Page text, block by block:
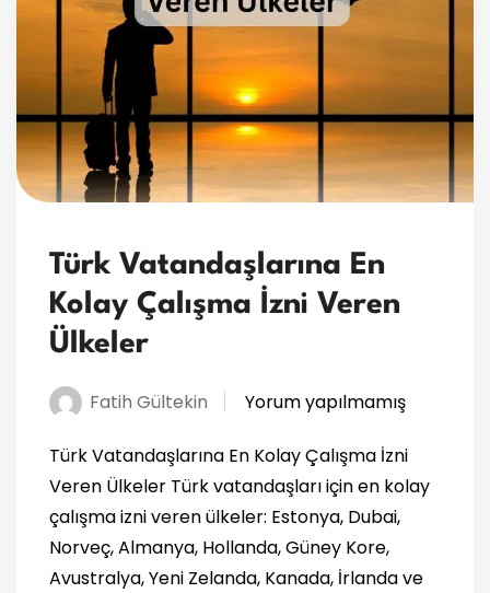
Türk Vatandaşlarına En
Kolay Çalışma İzni Veren
Ülkeler
Fatih Gültekin Yorum yapılmamış
Türk Vatandaşlarına En Kolay Çalışma İzni
Veren Ülkeler Türk vatandaşları için en kolay
çalışma izni veren ülkeler: Estonya, Dubai,
Norveç, Almanya, Hollanda, Güney Kore,
Avustralya, Yeni Zelanda, Kanada, İrlanda ve